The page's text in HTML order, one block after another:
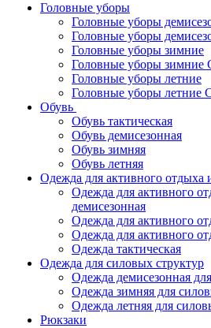
Головные уборы
Головные уборы
Головные уборы
Головные уборы зимние
Головные уборы зимние
Головные уборы летние
Головные уборы летние
Обувь
Обувь тактическая
Обувь демисезонная
Обувь зимняя
Обувь летняя
Одежда для активного отдыха
Одежда для активного
демисезонная
Одежда для активного
Одежда для активного
Одежда тактическая
Одежда для силовых структур
Одежда демисезонная
Одежда зимняя для
Одежда летняя для
Рюкзаки